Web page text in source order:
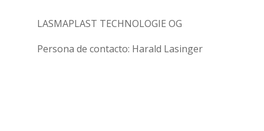
LASMAPLAST TECHNOLOGIE OG
Persona de contacto: Harald Lasinger